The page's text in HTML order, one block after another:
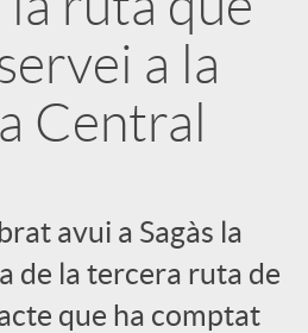
a la
Central
avui a Sagàs la
de la tercera ruta de
que ha comptat